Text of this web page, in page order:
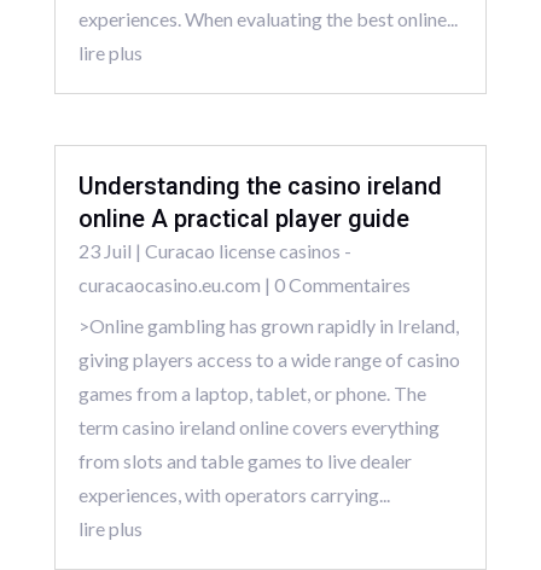
experiences. When evaluating the best online...
lire plus
Understanding the casino ireland
online A practical player guide
23 Juil | Curacao license casinos -
curacaocasino.eu.com | 0 Commentaires
>Online gambling has grown rapidly in Ireland,
giving players access to a wide range of casino
games from a laptop, tablet, or phone. The
term casino ireland online covers everything
from slots and table games to live dealer
experiences, with operators carrying...
lire plus